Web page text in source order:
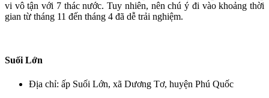
vi vô tận với 7 thác nước. Tuy nhiên, nên chú ý đi vào khoảng thời
gian từ tháng 11 đến tháng 4 đã dễ trải nghiệm.
Suối Lớn
Địa chỉ: ấp Suối Lớn, xã Dương Tơ, huyện Phú Quốc